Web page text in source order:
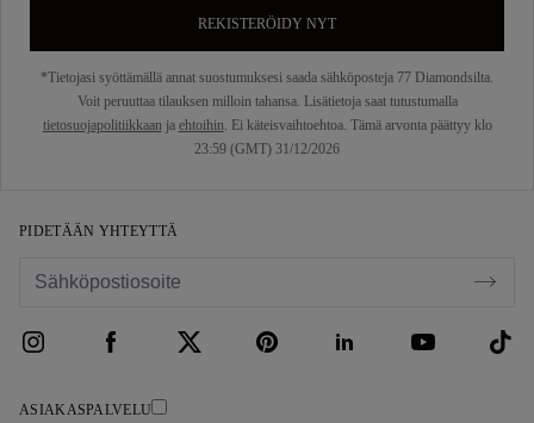
REKISTERÖIDY NYT
*Tietojasi syöttämällä annat suostumuksesi saada sähköposteja 77 Diamondsilta.
Voit peruuttaa tilauksen milloin tahansa. Lisätietoja saat tutustumalla
tietosuojapolitiikkaanja ehtoihin. Ei käteisvaihtoehtoa. Tämä arvonta päättyy klo
23:59 (GMT) 31/12/2026
PIDETÄÄN YHTEYTTÄ
ASIAKASPALVELU